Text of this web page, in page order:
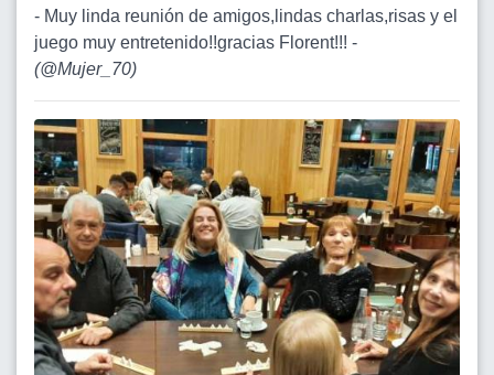
- Muy linda reunión de amigos,lindas charlas,risas y el
juego muy entretenido!!gracias Florent!!! -
(@Mujer_70)